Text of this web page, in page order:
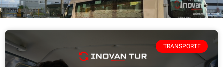
TRANSPORTE